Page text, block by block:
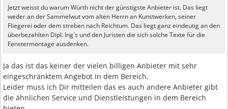
Jetzt weisst du warum Würth nicht der günstigste Anbieter ist. Das liegt
weder an der Sammelwut vom alten Herrn an Kunstwerken, seiner
Fliegerei oder dem streben nach Reichtum. Das liegt ganz eindeutig an den
überbezahlten Dipl. Ing´s und den Juristen die sich solche Texte für die
Fenstermontage ausdenken.
Ja das ist das keiner der vielen billigen Anbieter mit sehr
eingeschränktem Angebot in dem Bereich.
Leider muss ich Dir mitteilen das es auch andere Anbieter gibt
die ähnlichen Service und Dienstleistungen in dem Bereich